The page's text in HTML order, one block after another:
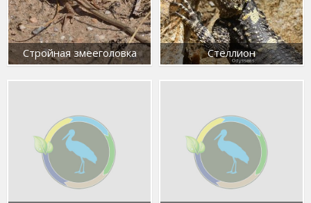
Стройная змееголовка Стеллион